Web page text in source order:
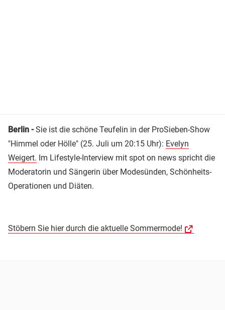
Berlin -Sie ist die schöne Teufelin in der ProSieben-Show
"Himmel oder Hölle" (25. Juli um 20:15 Uhr): Evelyn
Weigert. Im Lifestyle-Interview mit spot on news spricht die
Moderatorin und Sängerin über Modesünden, Schönheits-
Operationen und Diäten.
Stöbern Sie hier durch die aktuelle Sommermode!